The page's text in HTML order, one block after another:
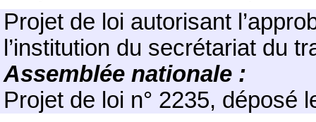
Projet de loi autorisant
l’institution du secrétariat du
Assemblée nationale :
Projet de loi n° 2235, déposé